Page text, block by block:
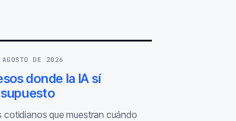
DE 2026
donde la IA sí
cotidianos que muestran cuándo